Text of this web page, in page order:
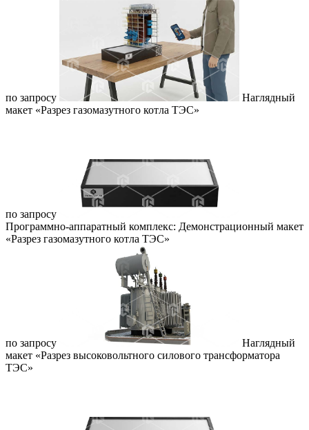
по запросу
Наглядный
макет «Разрез газомазутного котла ТЭС»
по запросу
Программно-аппаратный комплекс: Демонстрационный макет
«Разрез газомазутного котла ТЭС»
по запросу
Наглядный
макет «Разрез высоковольтного силового трансформатора
ТЭС»